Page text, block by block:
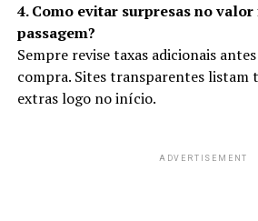
4. Como evitar surpresas no
passagem?
Sempre revise taxas adicionais
compra. Sites transparentes listam
extras logo no início.
ADVERTISEMENT